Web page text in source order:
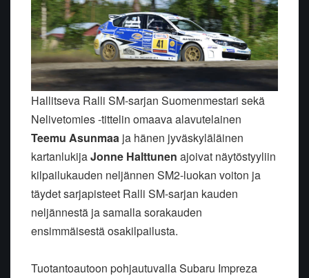
Hallitseva Ralli SM-sarjan Suomenmestari sekä
Nelivetomies -tittelin omaava alavutelainen
Teemu Asunmaa ja hänen jyväskyläläinen
kartanlukijaJonne Halttunen ajoivat näytöstyyliin
kilpailukauden neljännen SM2-luokan voiton ja
täydet sarjapisteet Ralli SM-sarjan kauden
neljännestä ja samalla sorakauden
ensimmäisestä osakilpailusta.
Tuotantoautoon pohjautuvalla Subaru Impreza